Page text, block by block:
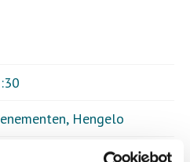
Hengelo